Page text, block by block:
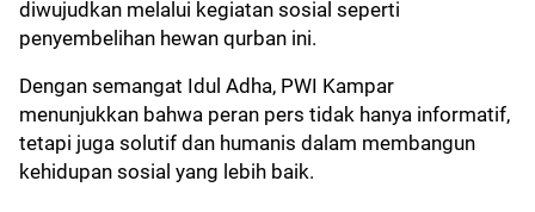
diwujudkan melalui kegiatan sosial seperti
penyembelihan hewan qurban ini.
Dengan semangat Idul Adha, PWI Kampar
menunjukkan bahwa peran pers tidak hanya informatif,
tetapi juga solutif dan humanis dalam membangun
kehidupan sosial yang lebih baik.